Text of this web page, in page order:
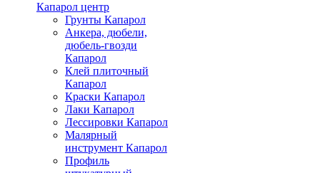
Капарол центр
Грунты Капарол
Анкера, дюбели,
дюбель-гвозди
Капарол
Клей плиточный
Капарол
Краски Капарол
Лаки Капарол
Лессировки Капарол
Малярный
инструмент Капарол
Профиль